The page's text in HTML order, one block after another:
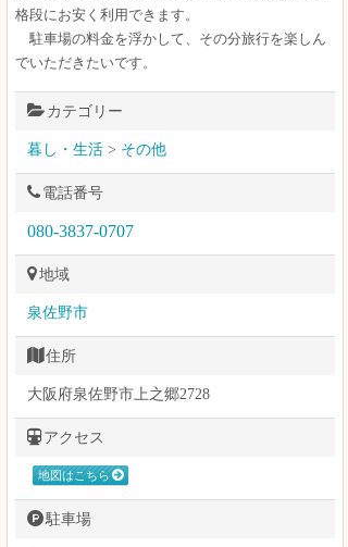
格段にお安く利用できます。
駐車場の料金を浮かして、その分旅行を楽しん
でいただきたいです。
カテゴリー
暮し・生活 > その他
電話番号
080-3837-0707
地域
泉佐野市
住所
大阪府泉佐野市上之郷2728
アクセス
地図はこちら
駐車場